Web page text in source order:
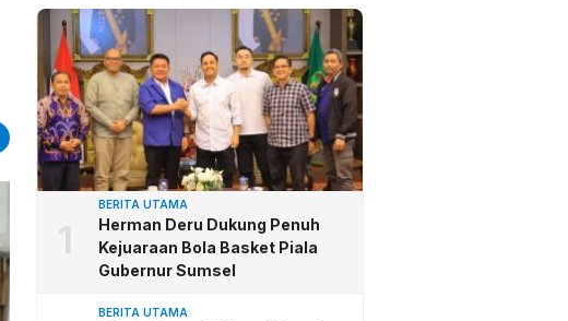
1
BERITA UTAMA
Herman Deru Dukung Penuh
Kejuaraan Bola Basket Piala
Gubernur Sumsel
BERITA UTAMA